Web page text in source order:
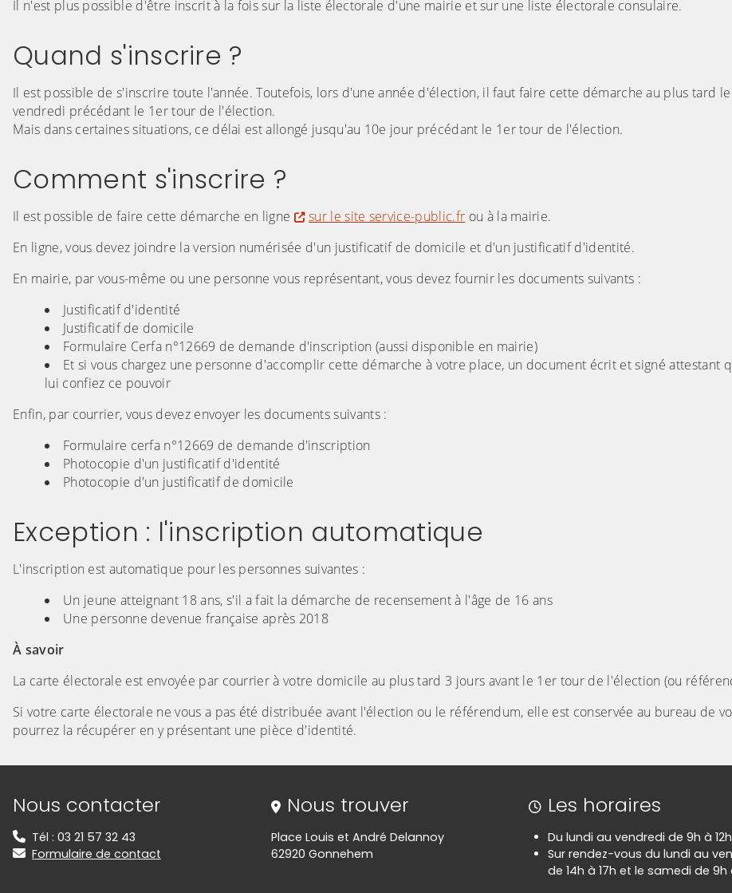
Il n'est plus possible d'être inscrit à la fois sur la liste électorale d'une mairie et sur une liste électorale consulaire.
Quand s'inscrire ?
Il est possible de s'inscrire toute l'année. Toutefois, lors d'une année d'élection, il faut faire cette démarche au plus tard
vendredi précédant le 1er tour de l'élection.
Mais dans certaines situations, ce délai est allongé jusqu'au 10e jour précédant le 1er tour de l'élection.
Comment s'inscrire ?
Il est possible de faire cette démarche en ligne sur le site service-public.fr ou à la mairie.
En ligne, vous devez joindre la version numérisée d'un justificatif de domicile et d'un justificatif d'identité.
En mairie, par vous-même ou une personne vous représentant, vous devez fournir les documents suivants :
Justificatif d'identité
Justificatif de domicile
Formulaire Cerfa n°12669 de demande d'inscription (aussi disponible en mairie)
Et si vous chargez une personne d'accomplir cette démarche à votre place, un document écrit et signé attestant
lui confiez ce pouvoir
Enfin, par courrier, vous devez envoyer les documents suivants :
Formulaire cerfa n°12669 de demande d'inscription
Photocopie d'un justificatif d'identité
Photocopie d'un justificatif de domicile
Exception : l'inscription automatique
L'inscription est automatique pour les personnes suivantes :
Un jeune atteignant 18 ans, s'il a fait la démarche de recensement à l'âge de 16 ans
Une personne devenue française après 2018
À savoir
La carte électorale est envoyée par courrier à votre domicile au plus tard 3 jours avant le 1er tour de l'élection (ou
Si votre carte électorale ne vous a pas été distribuée avant l'élection ou le référendum, elle est conservée au bureau de
pourrez la récupérer en y présentant une pièce d'identité.
Informations de contact
Nous contacter
Tél : 03 21 57 32 43
Formulaire de contact
Nous trouver
Place Louis et André Delannoy
62920 Gonnehem
Les horaires
Du lundi au vendredi de 9h à 12h
Sur rendez-vous du lundi au
de 14h à 17h et le samedi de 9h